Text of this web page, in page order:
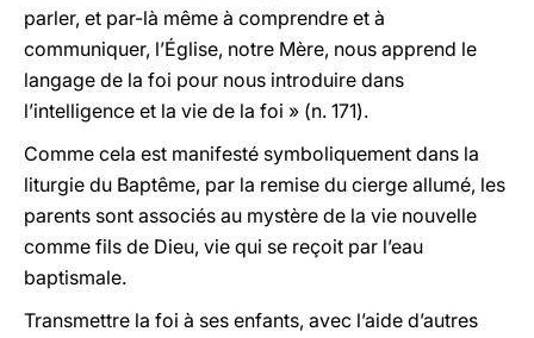
parler, et par-là même à comprendre et à
communiquer, l’Église, notre Mère, nous apprend le
langage de la foi pour nous introduire dans
l’intelligence et la vie de la foi » (n. 171).
Comme cela est manifesté symboliquement dans la
liturgie du Baptême, par la remise du cierge allumé, les
parents sont associés au mystère de la vie nouvelle
comme fils de Dieu, vie qui se reçoit par l’eau
baptismale.
Transmettre la foi à ses enfants, avec l’aide d’autres